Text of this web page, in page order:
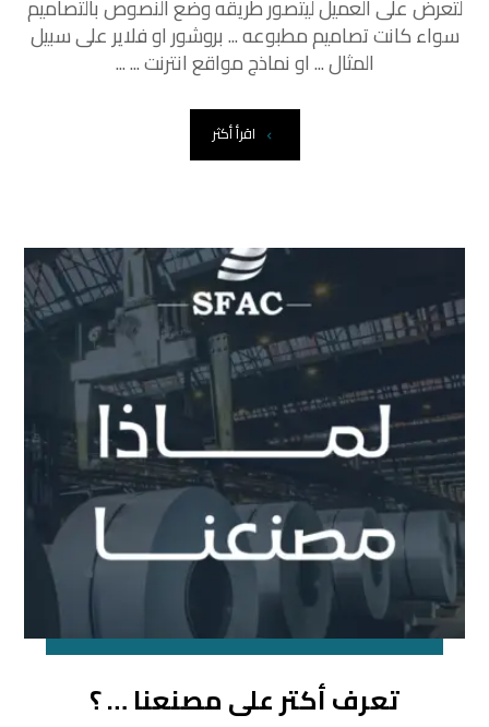
لتعرض على العميل ليتصور طريقه وضع النصوص بالتصاميم
سواء كانت تصاميم مطبوعه ... بروشور او فلاير على سبيل
المثال ... او نماذج مواقع انترنت ... ...
اقرأ أكثر
تعرف أكتر على مصنعنا … ؟